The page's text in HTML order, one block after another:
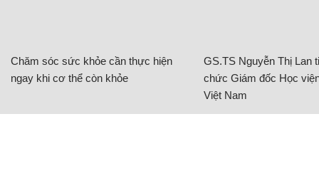
Chăm sóc sức khỏe cần thực hiện
ngay khi cơ thể còn khỏe
GS.TS Nguyễn Thị Lan
chức Giám đốc Học
Việt Nam